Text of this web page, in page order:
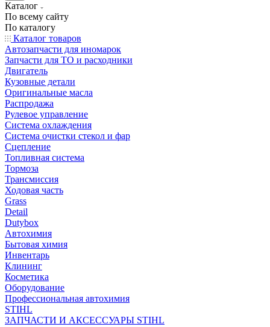
Каталог
По всему сайту
По каталогу
Каталог товаров
Автозапчасти для иномарок
Запчасти для ТО и расходники
Двигатель
Кузовные детали
Оригинальные масла
Распродажа
Рулевое управление
Система охлаждения
Система очистки стекол и фар
Сцепление
Топливная система
Тормоза
Трансмиссия
Ходовая часть
Grass
Detail
Dutybox
Автохимия
Бытовая химия
Инвентарь
Клининг
Косметика
Оборудование
Профессиональная автохимия
STIHL
ЗАПЧАСТИ И АКСЕССУАРЫ STIHL